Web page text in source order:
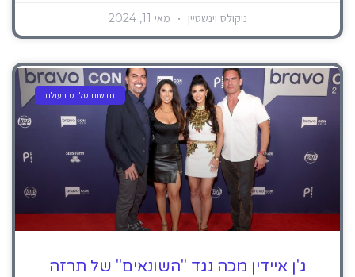
ניקולס וינשטיין מאי 11, 2024
חדשות סלבס בעולם
ג'ן איידין מכה נגד "השונאים" של תרזה